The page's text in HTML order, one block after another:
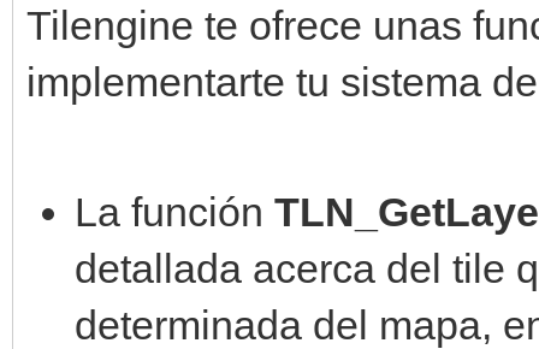
Tilengine te ofrece unas
implementarte tu sistema
La función
detallada acerca del tile
determinada del mapa,